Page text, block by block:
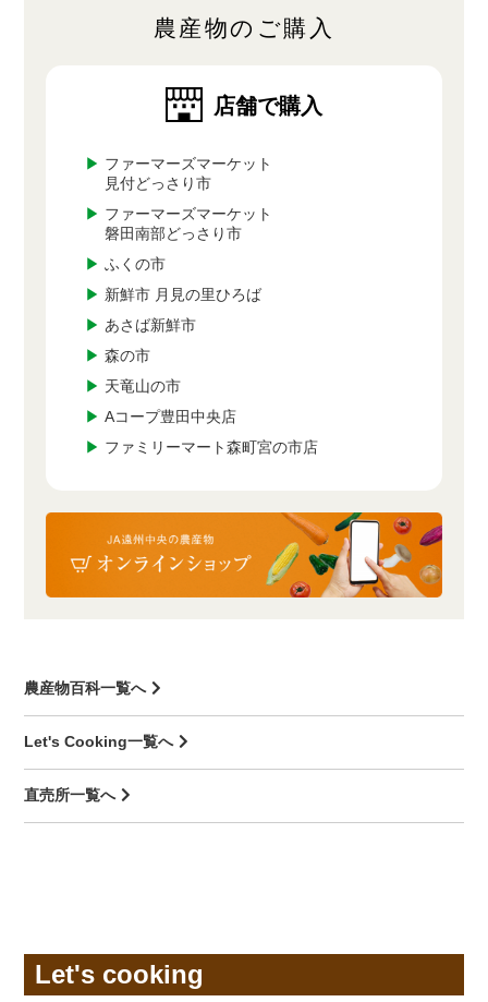
農産物のご購入
店舗で購入
▶ ファーマーズマーケット
見付どっさり市
▶ ファーマーズマーケット
磐田南部どっさり市
▶ ふくの市
▶ 新鮮市 月見の里ひろば
▶ あさば新鮮市
▶ 森の市
▶ 天竜山の市
▶ Aコープ豊田中央店
▶ ファミリーマート森町宮の市店
農産物百科一覧へ
Let's Cooking一覧へ
直売所一覧へ
Let's cooking